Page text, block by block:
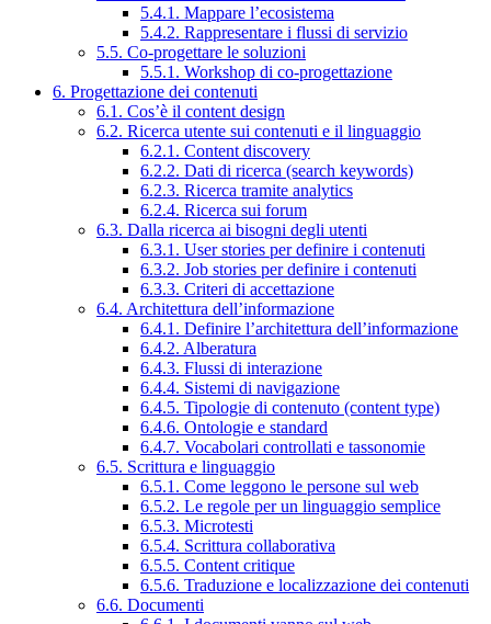
5.4.1. Mappare l’ecosistema
5.4.2. Rappresentare i flussi di servizio
5.5. Co-progettare le soluzioni
5.5.1. Workshop di co-progettazione
6. Progettazione dei contenuti
6.1. Cos’è il content design
6.2. Ricerca utente sui contenuti e il linguaggio
6.2.1. Content discovery
6.2.2. Dati di ricerca (search keywords)
6.2.3. Ricerca tramite analytics
6.2.4. Ricerca sui forum
6.3. Dalla ricerca ai bisogni degli utenti
6.3.1. User stories per definire i contenuti
6.3.2. Job stories per definire i contenuti
6.3.3. Criteri di accettazione
6.4. Architettura dell’informazione
6.4.1. Definire l’architettura dell’informazione
6.4.2. Alberatura
6.4.3. Flussi di interazione
6.4.4. Sistemi di navigazione
6.4.5. Tipologie di contenuto (content type)
6.4.6. Ontologie e standard
6.4.7. Vocabolari controllati e tassonomie
6.5. Scrittura e linguaggio
6.5.1. Come leggono le persone sul web
6.5.2. Le regole per un linguaggio semplice
6.5.3. Microtesti
6.5.4. Scrittura collaborativa
6.5.5. Content critique
6.5.6. Traduzione e localizzazione dei contenuti
6.6. Documenti